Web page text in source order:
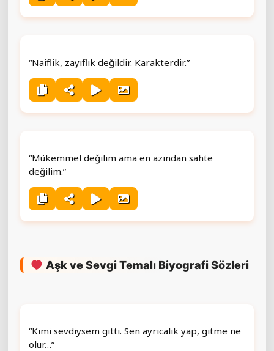
“Naiflik, zayıflık değildir. Karakterdir.”
“Mükemmel değilim ama en azından sahte
değilim.”
Aşk ve Sevgi Temalı Biyografi Sözleri
“Kimi sevdiysem gitti. Sen ayrıcalık yap, gitme ne
olur…”